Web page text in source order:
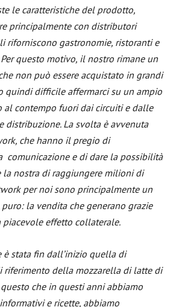
le caratteristiche del prodotto,
principalmente con distributori
riforniscono gastronomie, ristoranti e
questo motivo, il nostro rimane un
non può essere acquistato in grandi
quindi difficile affermarci su un ampio
al contempo fuori dai circuiti e dalle
distribuzione. La svolta è avvenuta
che hanno il pregio di
comunicazione e di dare la possibilità
la nostra di raggiungere milioni di
per noi sono principalmente un
la vendita che generano grazie
piacevole effetto collaterale.
è stata fin dall’inizio quella di
riferimento della mozzarella di latte di
che in questi anni abbiamo
e ricette, abbiamo